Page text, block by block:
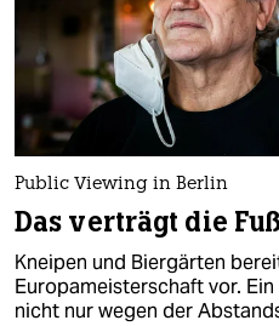
Public Viewing in Berlin
Das verträgt die
Kneipen und Biergärten
Europameisterschaft vor.
nicht nur wegen der